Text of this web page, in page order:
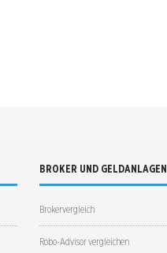
BROKER UND GELDANLAGEN
Brokervergleich
Robo-Advisor vergleichen